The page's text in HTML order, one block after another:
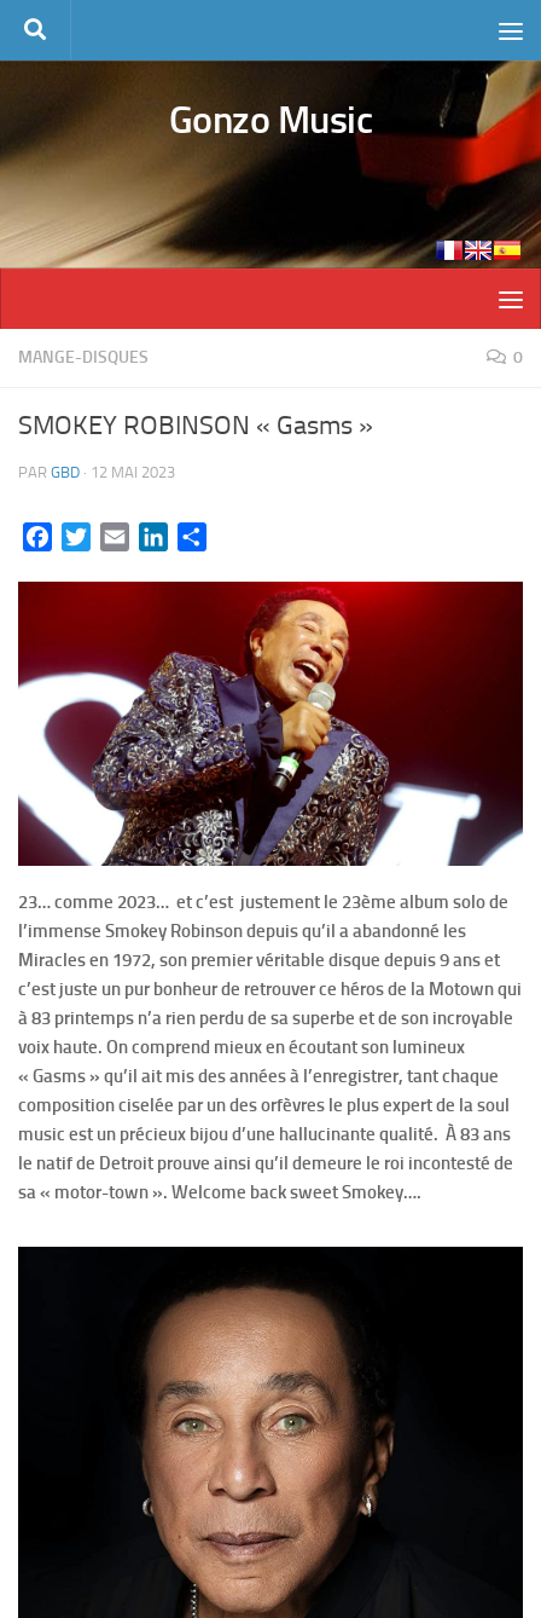
Skip to content
Gonzo Music
MANGE-DISQUES 0
SMOKEY ROBINSON « Gasms »
PAR GBD · 12 MAI 2023
FacebookTwitterEmail LinkedIn
23… comme 2023… et c’est justement le 23ème album solo de
l’immense Smokey Robinson depuis qu’il a abandonné les
Miracles en 1972, son premier véritable disque depuis 9 ans et
c’est juste un pur bonheur de retrouver ce héros de la Motown qui
à 83 printemps n’a rien perdu de sa superbe et de son incroyable
voix haute. On comprend mieux en écoutant son lumineux
« Gasms » qu’il ait mis des années à l’enregistrer, tant chaque
composition ciselée par un des orfèvres le plus expert de la soul
music est un précieux bijou d’une hallucinante qualité. À 83 ans
le natif de Detroit prouve ainsi qu’il demeure le roi incontesté de
sa « motor-town ». Welcome back sweet Smokey….